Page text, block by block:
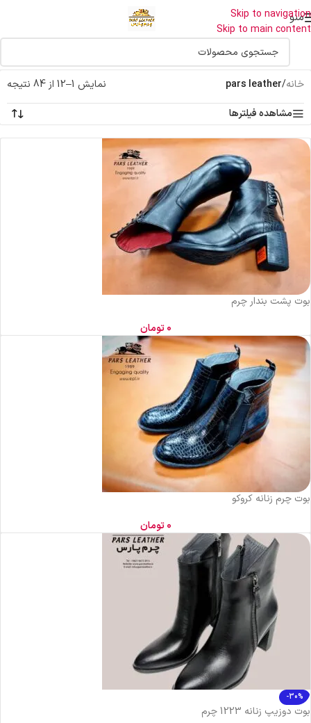
Skip to navigation
Skip to main content
اولین دارنده نشان حلال جهانی صنایع چرم درایران
منو
خانه/
pars leather
نمایش 1–12 از 84 نتیجه
مشاهده فیلترها
بوت پشت بندار چرم
0 تومان
بوت چرم زنانه کروکو
0 تومان
-30%
بوت دوزیپ زنانه 1223 چرم